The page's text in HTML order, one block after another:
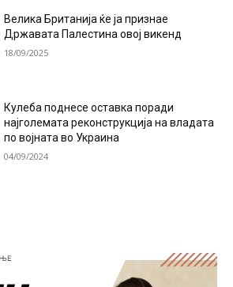
Велика Британија ќе ја признае
Државата Палестина овој викенд
18/09/2025
Кулеба поднесе оставка поради
најголемата реконструкција на владата
по војната во Украина
04/09/2024